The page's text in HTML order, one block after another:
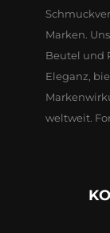
Marken.
Beutel und
Eleganz,
weltweit.